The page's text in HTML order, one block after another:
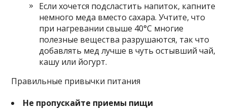
Если хочется подсластить напиток, капните
немного меда вместо сахара. Учтите, что
при нагревании свыше 40°С многие
полезные вещества разрушаются, так что
добавлять мед лучше в чуть остывший чай,
кашу или йогурт.
Правильные привычки питания
Не пропускайте приемы пищи